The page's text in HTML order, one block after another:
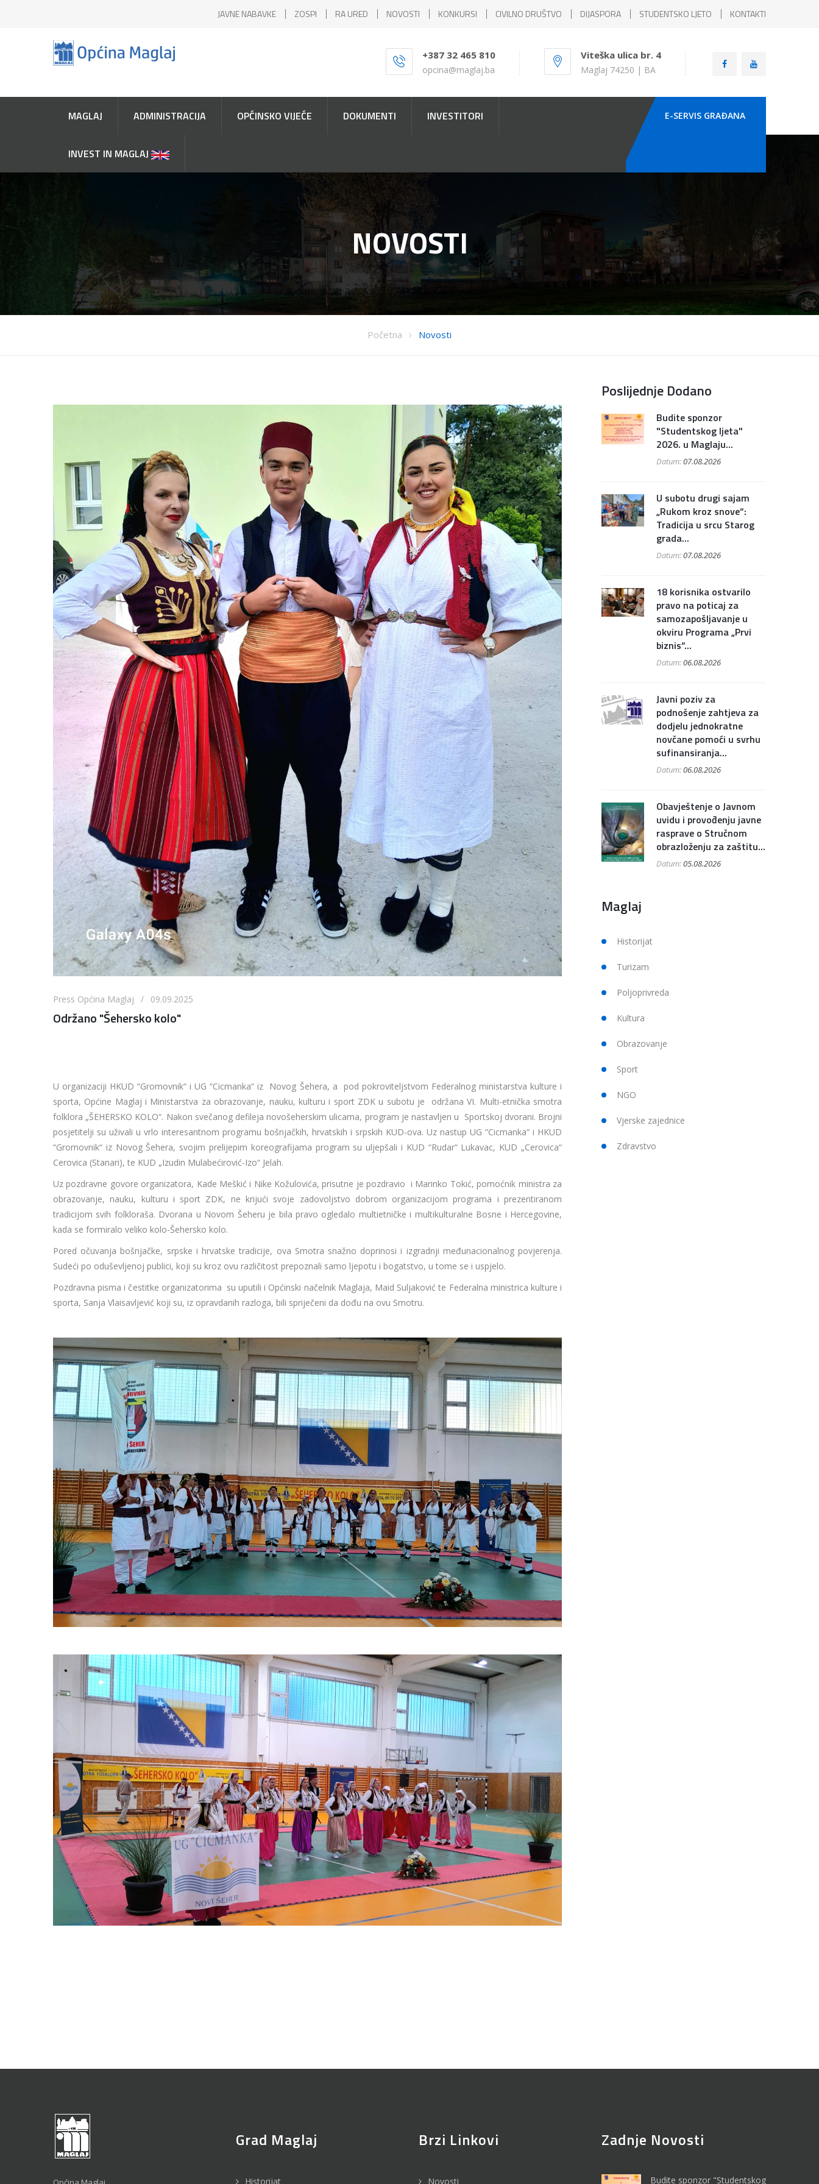
JAVNE NABAVKE ZOSPI RA URED NOVOSTI KONKURSI CIVILNO DRUŠTVO DIJASPORA STUDENTSKO LJETO KONTAKTI
+387 32 465 810
opcina@maglaj.ba
Viteška ulica br. 4
Maglaj 74250 | BA
MAGLAJ ADMINISTRACIJA OPĆINSKO VIJEĆE DOKUMENTI INVESTITORI
INVEST IN MAGLAJ
E-SERVIS GRAÐANA
NOVOSTI
Početna Novosti
Press Općina Maglaj / 09.09.2025
Održano "Šehersko kolo"
U organizaciji HKUD “Gromovnik“ i UG “Cicmanka“ iz Novog Šehera, a pod pokroviteljstvom Federalnog ministarstva kulture i
sporta, Općine Maglaj i Ministarstva za obrazovanje, nauku, kulturu i sport ZDK u subotu je održana VI. Multi-etnička smotra
folklora „ŠEHERSKO KOLO“. Nakon svečanog defileja novošeherskim ulicama, program je nastavljen u Sportskoj dvorani. Brojni
posjetitelji su uživali u vrlo interesantnom programu bošnjačkih, hrvatskih i srpskih KUD-ova. Uz nastup UG “Cicmanka“ i HKUD
“Gromovnik“ iz Novog Šehera, svojim prelijepim koreografijama program su uljepšali i KUD “Rudar“ Lukavac, KUD „Cerovica“
Cerovica (Stanari), te KUD „Izudin Mulabećirović-Izo“ Jelah.
Uz pozdravne govore organizatora, Kade Meškić i Nike Kožulovića, prisutne je pozdravio i Marinko Tokić, pomoćnik ministra za
obrazovanje, nauku, kulturu i sport ZDK, ne krijući svoje zadovoljstvo dobrom organizacijom programa i prezentiranom
tradicijom svih folkloraša. Dvorana u Novom Šeheru je bila pravo ogledalo multietničke i multikulturalne Bosne i Hercegovine,
kada se formiralo veliko kolo-Šehersko kolo.
Pored očuvanja bošnjačke, srpske i hrvatske tradicije, ova Smotra snažno doprinosi i izgradnji međunacionalnog povjerenja.
Sudeći po oduševljenoj publici, koji su kroz ovu različitost prepoznali samo ljepotu i bogatstvo, u tome se i uspjelo.
Pozdravna pisma i čestitke organizatorima su uputili i Općinski načelnik Maglaja, Maid Suljaković te Federalna ministrica kulture i
sporta, Sanja Vlaisavljević koji su, iz opravdanih razloga, bili spriječeni da dođu na ovu Smotru.
Poslijednje Dodano
Budite sponzor
"Studentskog ljeta"
2026. u Maglaju...
Datum:07.08.2026
U subotu drugi sajam
„Rukom kroz snove“:
Tradicija u srcu Starog
grada...
Datum:07.08.2026
18 korisnika ostvarilo
pravo na poticaj za
samozapošljavanje u
okviru Programa „Prvi
biznis“...
Datum:06.08.2026
Javni poziv za
podnošenje zahtjeva za
dodjelu jednokratne
novčane pomoći u svrhu
sufinansiranja...
Datum:06.08.2026
Obavještenje o Javnom
uvidu i provođenju javne
rasprave o Stručnom
obrazloženju za zaštitu...
Datum:05.08.2026
Maglaj
Historijat
Turizam
Poljoprivreda
Kultura
Obrazovanje
Sport
NGO
Vjerske zajednice
Zdravstvo
Grad Maglaj
Historijat
Brzi Linkovi
Novosti
Zadnje Novosti
Budite sponzor "Studentskog